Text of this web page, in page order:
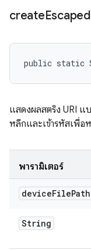
createEscaped
public static
แสดงผลสตริง URI แ
หลีกและเข้ารหัสเพื่อ
พารามิเตอร์
deviceFilePath
String